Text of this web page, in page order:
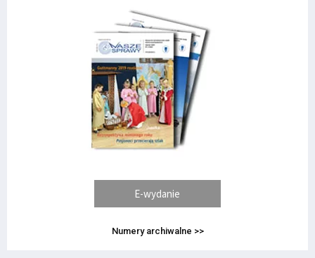
E-wydanie
Numery archiwalne >>